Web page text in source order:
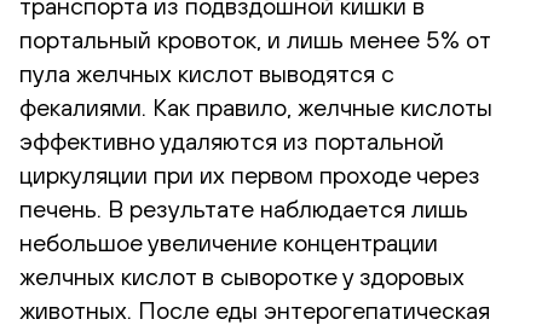
портальный кровоток, и лишь менее 5% от
пула желчных кислот выводятся с
фекалиями. Как правило, желчные кислоты
эффективно удаляются из портальной
циркуляции при их первом проходе через
печень. В результате наблюдается лишь
небольшое увеличение концентрации
желчных кислот в сыворотке у здоровых
животных. После еды энтерогепатическая